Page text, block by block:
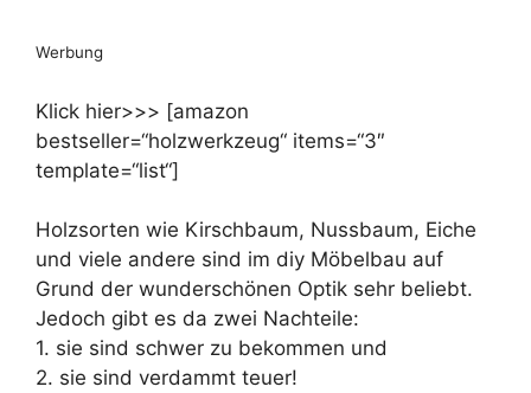
Werbung
Klick hier>>> [amazon
bestseller=“holzwerkzeug“ items=“3″
template=“list“]
Holzsorten wie Kirschbaum, Nussbaum, Eiche
und viele andere sind im diy Möbelbau auf
Grund der wunderschönen Optik sehr beliebt.
Jedoch gibt es da zwei Nachteile:
1. sie sind schwer zu bekommen und
2. sie sind verdammt teuer!